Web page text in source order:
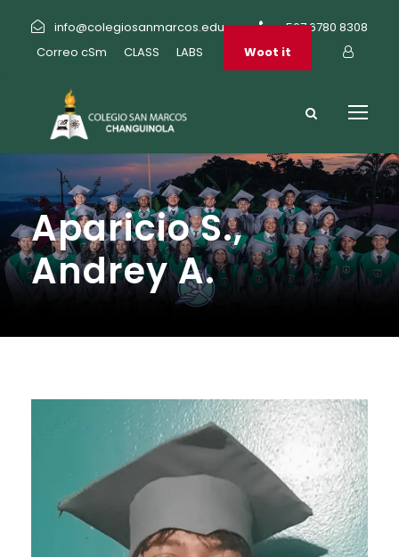
info@colegiosanmarcos.edu.pa
+507 6780 8308
Correo cSm
CLASS LABS Woot it
Aparicio S.,
Andrey A.